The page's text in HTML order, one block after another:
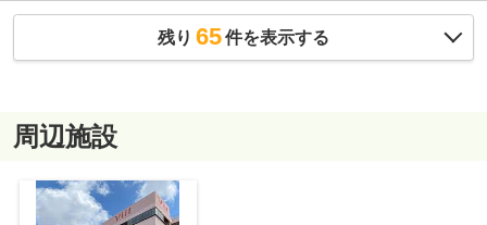
残り 65件を表示する
周辺施設